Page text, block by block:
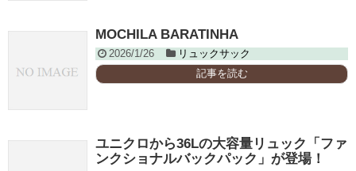
MOCHILA BARATINHA
2026/1/26
リュックサック
記事を読む
ユニクロから36Lの大容量リュック「ファ
ンクショナルバックパック」が登場！